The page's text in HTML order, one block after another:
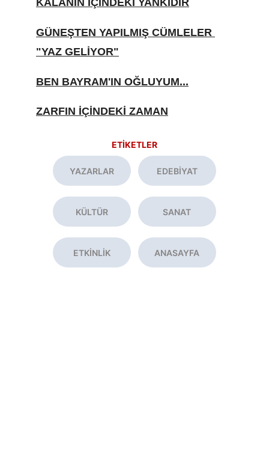
KALANIN İÇİNDEKİ YANKIDIR
GÜNEŞTEN YAPILMIŞ CÜMLELER
"YAZ GELİYOR"
BEN BAYRAM'IN OĞLUYUM...
ZARFIN İÇİNDEKİ ZAMAN
ETİKETLER
YAZARLAR EDEBİYAT
KÜLTÜR SANAT
ANASAYFA
ETKİNLİK